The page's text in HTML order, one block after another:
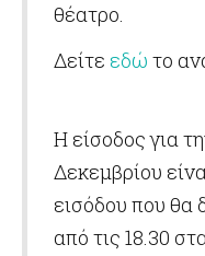
θέατρο.
Δείτε εδώ το
Η είσοδος για
Δεκεμβρίου
εισόδου που θα
από τις 18.30